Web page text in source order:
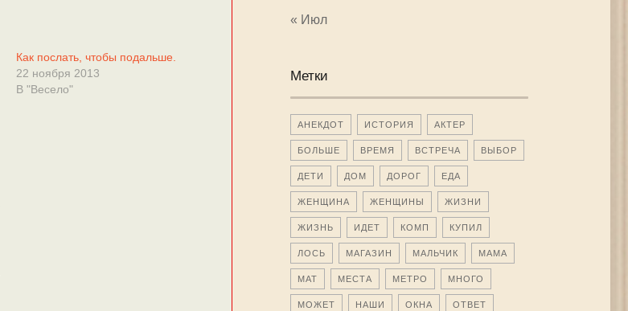
Как послать, чтобы подальше.
22 ноября 2013
В "Весело"
« Июл
Метки
АНЕКДОТ ИСТОРИЯ АКТЕР
БОЛЬШЕ ВРЕМЯ ВСТРЕЧА ВЫБОР
ДЕТИ ДОМ ДОРОГ ЕДА
ЖЕНЩИНА ЖЕНЩИНЫ ЖИЗНИ
ЖИЗНЬ ИДЕТ КОМП КУПИЛ
ЛОСЬ МАГАЗИН МАЛЬЧИК МАМА
МАТ МЕСТА МЕТРО МНОГО
МОЖЕТ НАШИ ОКНА ОТВЕТ